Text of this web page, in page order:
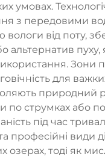
умовах.
з передовими
від поту,
пуху,
Зони
для
природний
по струмках або
під час
професійні види
тоді як